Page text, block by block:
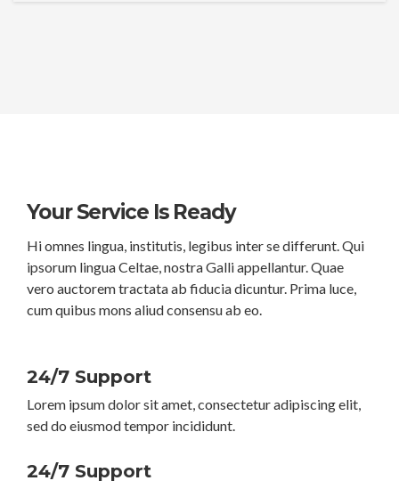
Your Service Is Ready
Hi omnes lingua, institutis, legibus inter se differunt. Qui
ipsorum lingua Celtae, nostra Galli appellantur. Quae
vero auctorem tractata ab fiducia dicuntur. Prima luce,
cum quibus mons aliud consensu ab eo.
24/7 Support
Lorem ipsum dolor sit amet, consectetur adipiscing elit,
sed do eiusmod tempor incididunt.
24/7 Support